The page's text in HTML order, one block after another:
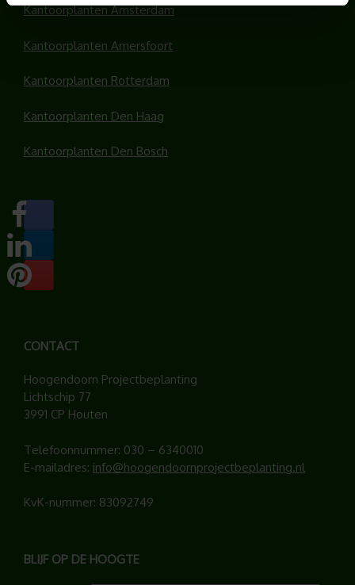
Kantoorplanten Amsterdam
Kantoorplanten Amersfoort
Kantoorplanten Rotterdam
Kantoorplanten Den Haag
Kantoorplanten Den Bosch
CONTACT
Hoogendoorn Projectbeplanting
Lichtschip 77
3991 CP Houten
Telefoonnummer: 030 – 6340010
E-mailadres: info@hoogendoornprojectbeplanting.nl
KvK-nummer: 83092749
BLIJF OP DE HOOGTE